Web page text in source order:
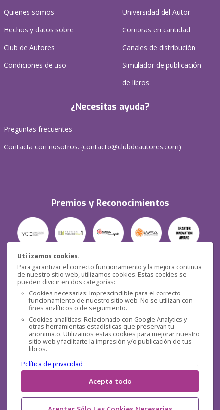
Utilizamos cookies.
Para garantizar el correcto funcionamiento y la mejora continua
de nuestro sitio web, utilizamos cookies. Estas cookies se
pueden dividir en dos categorías:
Cookies necesarias: Imprescindible para el correcto
funcionamiento de nuestro sitio web. No se utilizan con
fines analíticos o de seguimiento.
Cookies analíticas: Relacionado con Google Analytics y
otras herramientas estadísticas que preservan tu
anonimato. Utilizamos estas cookies para mejorar nuestro
sitio web y facilitarte la impresión y/o publicación de tus
libros.
Política de privacidad
.
Acepta todo
Quienes somos
Hechos y datos sobre
Club de Autores
Condiciones de uso
Universidad del Autor
Compras en cantidad
Canales de distribución
Simulador de publicación
de libros
¿Necesitas ayuda?
Preguntas frecuentes
Contacta con nosotros: (contacto@clubdeautores.com)
Premios y Reconocimientos
Seguridad
Redes sociales